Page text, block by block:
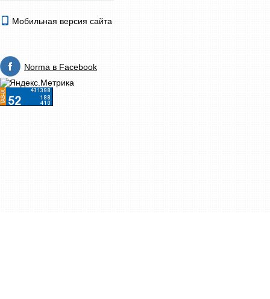
Мобильная версия сайта
Norma в Facebook